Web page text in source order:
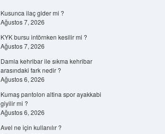
Kusunca ilaç gider mi ?
Ağustos 7, 2026
KYK bursu intörnken kesilir mi ?
Ağustos 7, 2026
Damla kehribar ile sıkma kehribar
arasındaki fark nedir ?
Ağustos 6, 2026
Kumaş pantolon altina spor ayakkabi
giyilir mi ?
Ağustos 6, 2026
Avel ne için kullanılır ?